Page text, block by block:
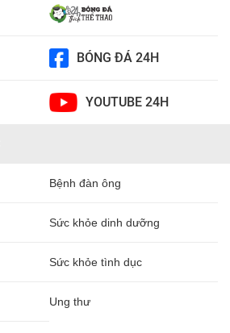
BÓNG ĐÁ 24H
YOUTUBE 24H
Bệnh đàn ông
Sức khỏe dinh dưỡng
Sức khỏe tình dục
Ung thư